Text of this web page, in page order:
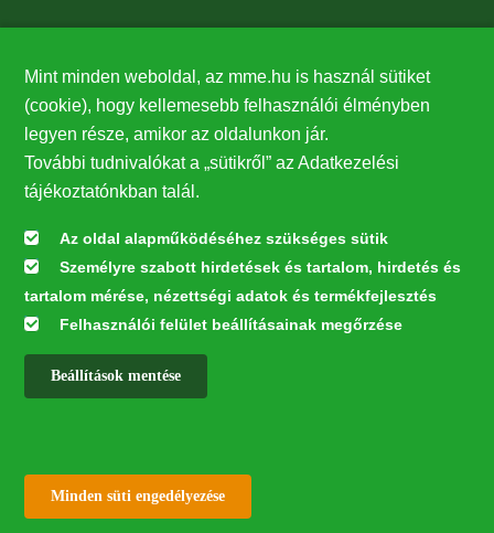
27224
Hírlevél feliratkozás
Értesüljön elsőként legfrissebb híreinkről, eseményeinkről!
Feliratkozás
Mint minden weboldal, az mme.hu is használ sütiket
(cookie), hogy kellemesebb felhasználói élményben
legyen része, amikor az oldalunkon jár.
További tudnivalókat a „sütikről” az Adatkezelési
tájékoztatónkban talál.
Az oldal alapműködéséhez szükséges sütik
Személyre szabott hirdetések és tartalom, hirdetés és
tartalom mérése, nézettségi adatok és termékfejlesztés
Felhasználói felület beállításainak megőrzése
Beállítások mentése
Minden süti engedélyezése